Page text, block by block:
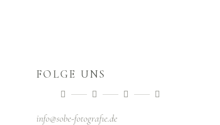
FOLGE UNS
info@sobe-fotografıe.de